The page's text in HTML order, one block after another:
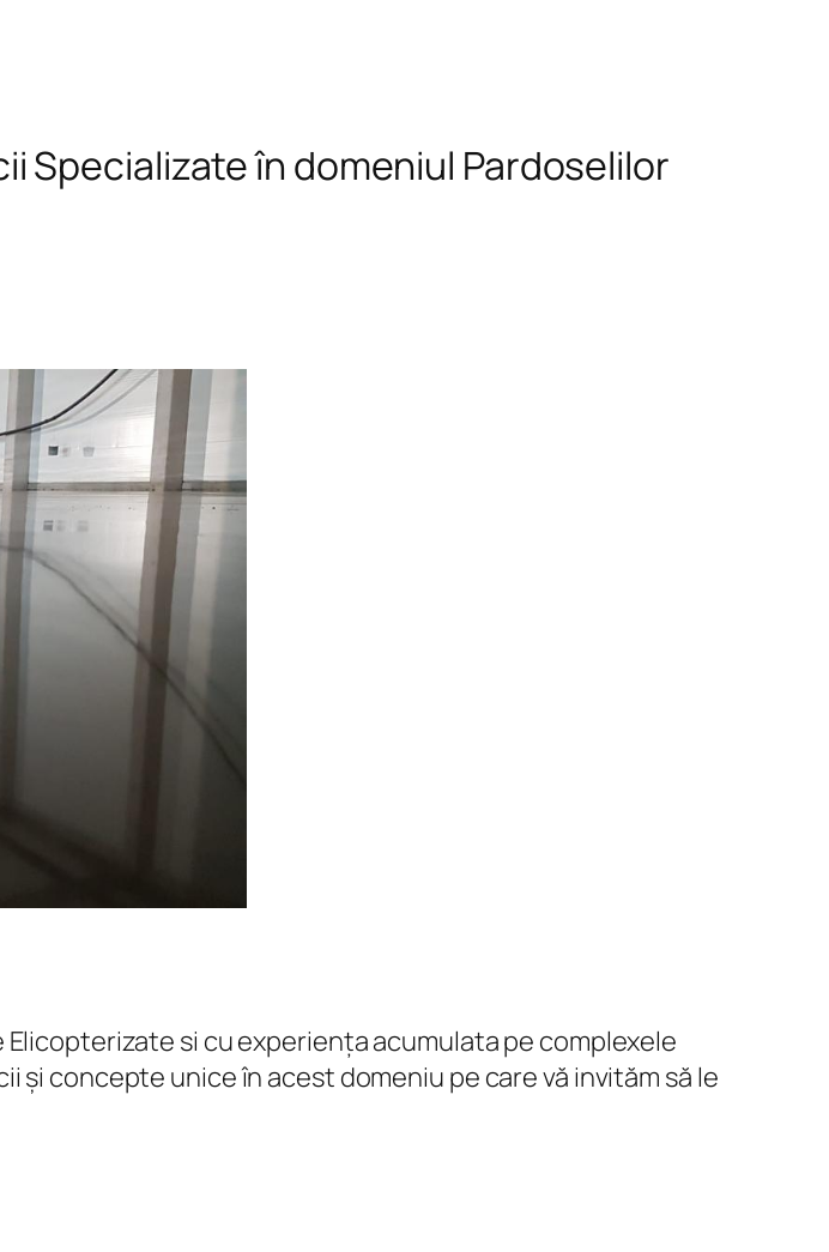
Specializate în domeniul Pardoselilor
si cu experiența acumulata pe complexele
concepte unice în acest domeniu pe care vă invităm să le